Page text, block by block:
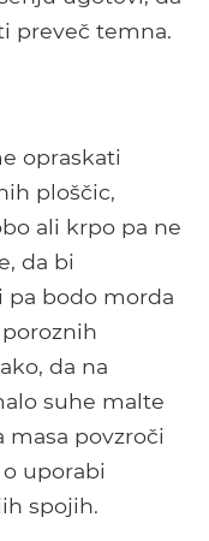
preveč temna.
opraskati
ploščic,
ali krpo pa ne
da bi
pa bodo morda
da na
suhe malte
masa povzroči
uporabi
spojih.